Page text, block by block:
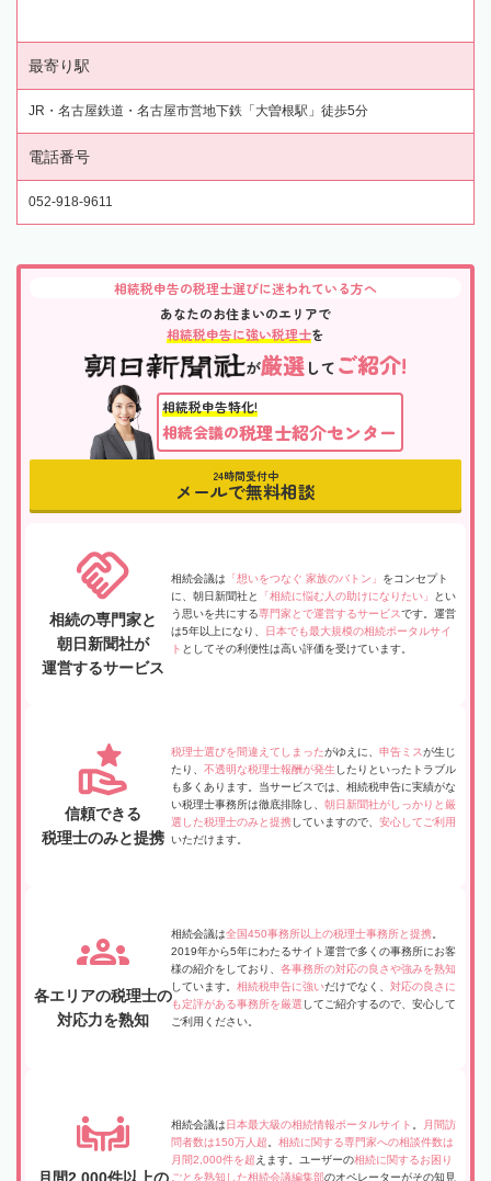
最寄り駅
JR・名古屋鉄道・名古屋市営地下鉄「大曽根駅」徒歩5分
電話番号
052-918-9611
相続税申告の税理士選びに迷われている方へ
あなたのお住まいのエリアで
相続税申告に強い税理士を
が厳選して ご紹介!
相続税申告特化!
相続会議の税理士紹介センター
24時間受付中
メールで無料相談
相続の専門家と
朝日新聞社が
運営するサービス
相続会議は 「想いをつなぐ 家族のバトン」 をコンセプト
に、朝日新聞社と
「相続に悩む人の助けになりたい」
とい
う思いを共にする専門家とで運営するサービスです。運営
は5年以上になり、
日本でも最大規模の相続ポータルサイ
ト としてその利便性は高い評価を受けています。
信頼できる
税理士のみと提携
税理士選びを間違えてしまったがゆえに、 申告ミスが生じ
たり、 不透明な税理士報酬が発生 したりといったトラブル
も多くあります。当サービスでは、相続税申告に実績がな
い税理士事務所は徹底排除し、 朝日新聞社がしっかりと厳
選した税理士のみと提携していますので、 安心してご利用
いただけます。
各エリアの税理士の
対応力を熟知
相続会議は全国450事務所以上の税理士事務所と提携
2019年から5年にわたるサイト運営で多くの事務所にお客
様の紹介をしており、 各事務所の対応の良さや強みを熟知
しています。 相続税申告に強いだけでなく、 対応の良さに
も定評がある事務所を厳選 してご紹介するので、安心して
ご利用ください。
月間2,000件以上の
相続会議は 日本最大級の相続情報ポータルサイト
月間訪
問者数は150万人超
相続に関する専門家への相談件数は
月間2,000件を超 えます。ユーザーの相続に関するお困り
ごとを熟知した相続会議編集部のオペレーターがその知見